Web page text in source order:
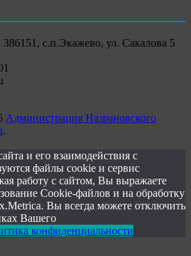
с.п.Экажево, ул. Сакалова 5
Администрация Назрановского
.
и его взаимодействия с
файлы cookie и сервис
работу с сайтом, Вы выражаете
Cookie-файлов и на обработку
Вы всегда можете отключить
Вашего
конфиденциальности